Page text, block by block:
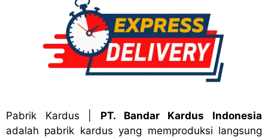
Pabrik Kardus
PT. Bandar Kardus Indonesia
adalah pabrik kardus yang memproduksi langsung